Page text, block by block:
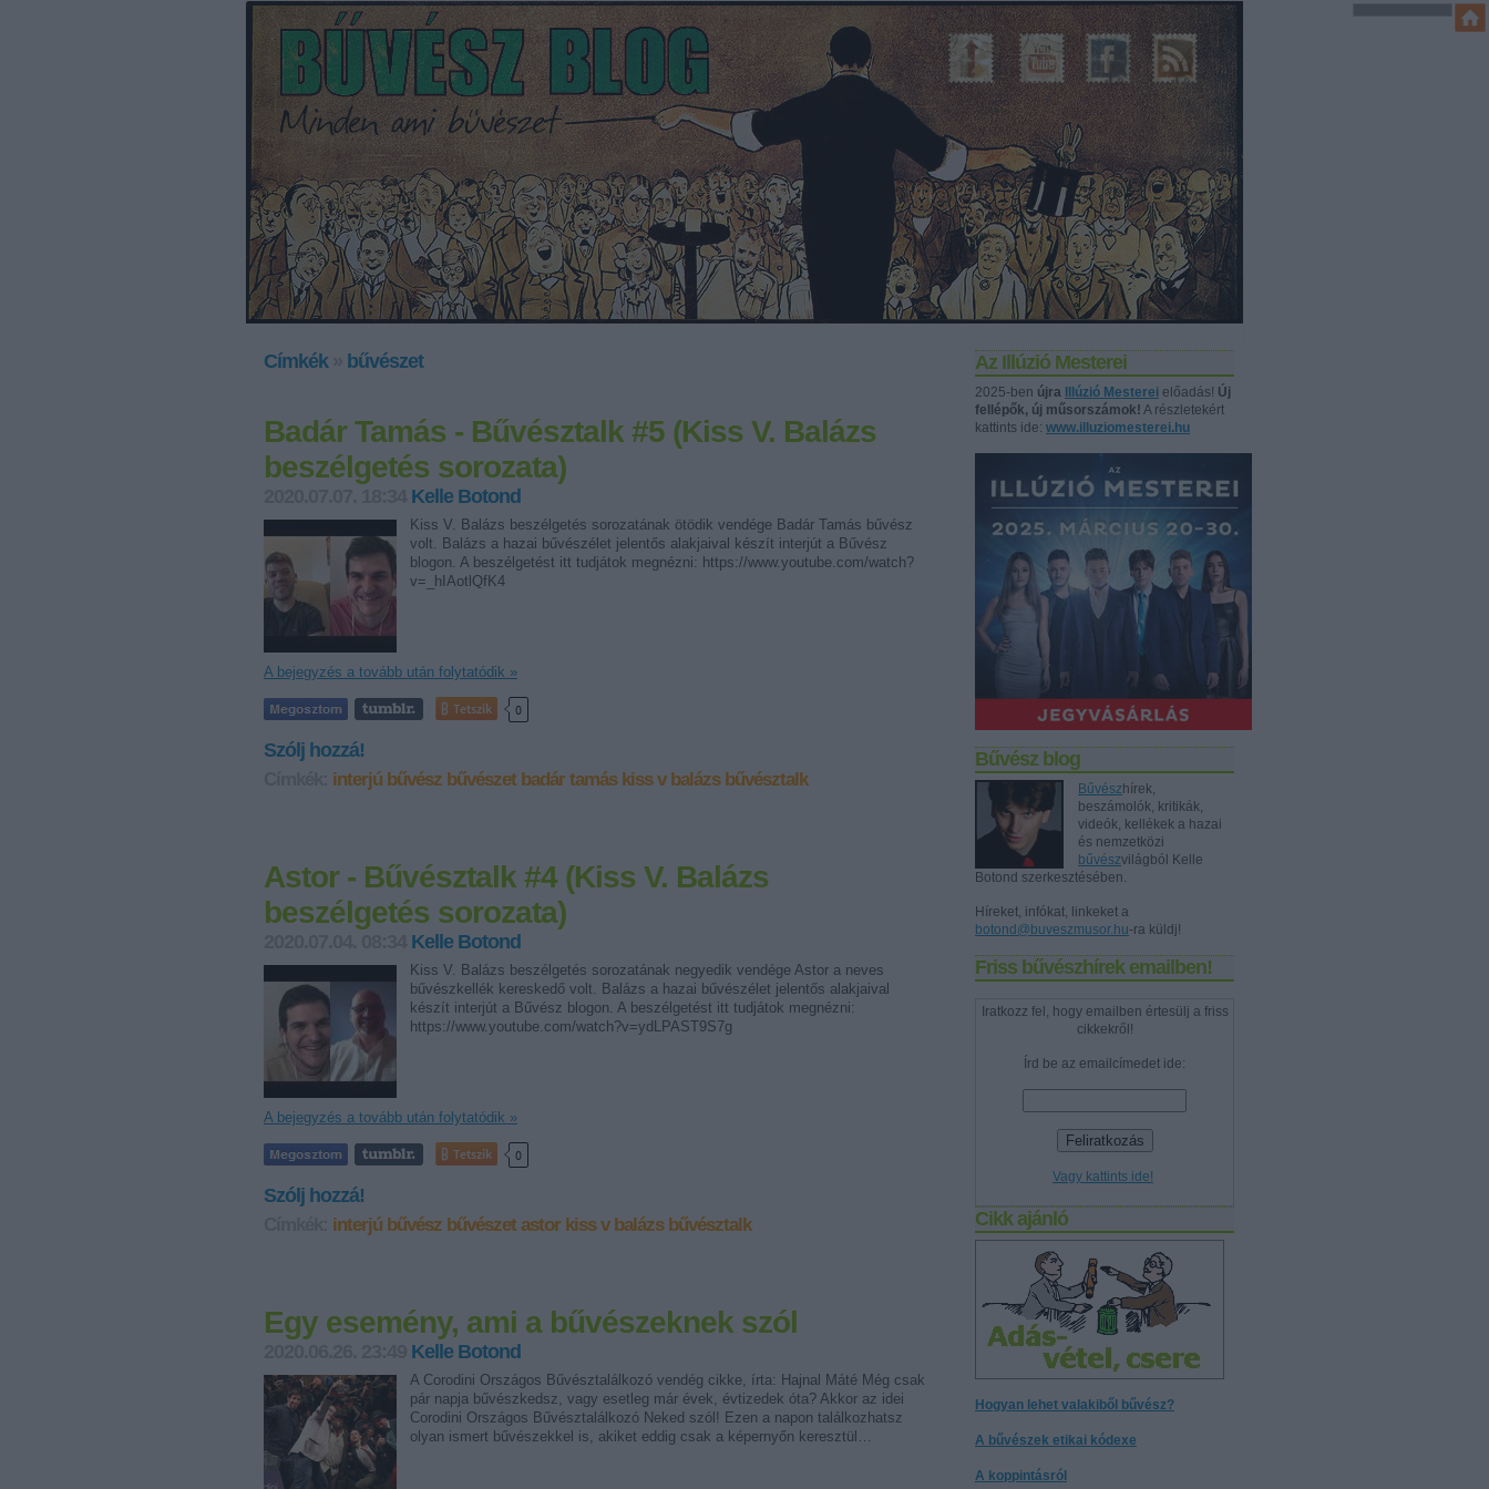
Az Illúzió Mesterei
2025-ben újra Illúzió Mesterei előadás! Új
fellépők, új műsorszámok! A részletekért
kattints ide: www.illuziomesterei.hu
Bűvész blog
Bűvész hírek,
beszámolók, kritikák,
videók, kellékek a hazai
és nemzetközi
bűvészvilágból Kelle
Botond szerkesztésében.
Híreket, infókat, linkeket a
botond@buveszmusor.hu-ra küldj!
Friss bűvészhírek emailben!
Iratkozz fel, hogy emailben értesülj a friss
cikkekről!
Írd be az emailcímedet ide:
Vagy kattints ide!
Cikk ajánló
Hogyan lehet valakiből bűvész?
A bűvészek etikai kódexe
A koppintásról
Címkék» bűvészet
Badár Tamás - Bűvésztalk #5 (Kiss V. Balázs
beszélgetés sorozata)
Kelle Botond
Kiss V. Balázs beszélgetés sorozatának ötödik vendége Badár Tamás bűvész
volt. Balázs a hazai bűvészélet jelentős alakjaival készít interjút a Bűvész
blogon. A beszélgetést itt tudjátok megnézni: https://www.youtube.com/watch?
v=_hIAotlQfK4
A bejegyzés a tovább után folytatódik »
Tetszik 0
Szólj hozzá!
interjú bűvész bűvészet badár tamás kiss v balázs bűvésztalk
Astor - Bűvésztalk #4 (Kiss V. Balázs
beszélgetés sorozata)
Kelle Botond
Kiss V. Balázs beszélgetés sorozatának negyedik vendége Astor a neves
bűvészkellék kereskedő volt. Balázs a hazai bűvészélet jelentős alakjaival
készít interjút a Bűvész blogon. A beszélgetést itt tudjátok megnézni:
https://www.youtube.com/watch?v=ydLPAST9S7g
A bejegyzés a tovább után folytatódik »
Tetszik 0
Szólj hozzá!
interjú bűvész bűvészet astor kiss v balázs bűvésztalk
Egy esemény, ami a bűvészeknek szól
Kelle Botond
A Corodini Országos Bűvésztalálkozó vendég cikke, írta: Hajnal Máté Még csak
pár napja bűvészkedsz, vagy esetleg már évek, évtizedek óta? Akkor az idei
Corodini Országos Bűvésztalálkozó Neked szól! Ezen a napon találkozhatsz
olyan ismert bűvészekkel is, akiket eddig csak a képernyőn keresztül…